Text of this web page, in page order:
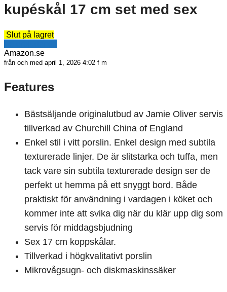
kupéskål 17 cm set med sex
Slut på lagret
Amazon.se
från och med april 1, 2026 4:02 f m
Features
Bästsäljande originalutbud av Jamie Oliver servis
tillverkad av Churchill China of England
Enkel stil i vitt porslin. Enkel design med subtila
texturerade linjer. De är slitstarka och tuffa, men
tack vare sin subtila texturerade design ser de
perfekt ut hemma på ett snyggt bord. Både
praktiskt för användning i vardagen i köket och
kommer inte att svika dig när du klär upp dig som
servis för middagsbjudning
Sex 17 cm koppskålar.
Tillverkad i högkvalitativt porslin
Mikrovågsugn- och diskmaskinssäker